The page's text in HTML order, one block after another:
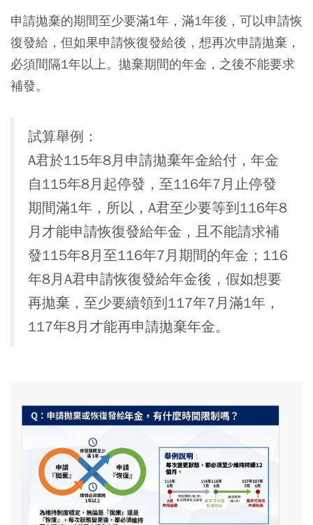
申請拋棄的期間至少要滿1年，滿1年後，可以申請恢
復發給，但如果申請恢復發給後，想再次申請拋棄，
必須間隔1年以上。拋棄期間的年金，之後不能要求
補發。
試算舉例：
A君於115年8月申請拋棄年金給付，年金
自115年8月起停發，至116年7月止停發
期間滿1年，所以，A君至少要等到116年8
月才能申請恢復發給年金，且不能請求補
發115年8月至116年7月期間的年金；116
年8月A君申請恢復發給年金後，假如想要
再拋棄，至少要續領到117年7月滿1年，
117年8月才能再申請拋棄年金。